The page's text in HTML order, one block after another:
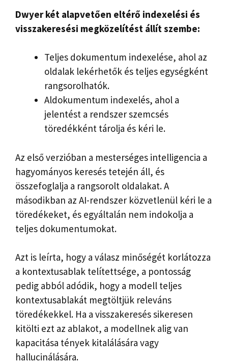
Dwyer két alapvetően eltérő indexelési és
visszakeresési megközelítést állít szembe:
Teljes dokumentum indexelése, ahol az
oldalak lekérhetők és teljes egységként
rangsorolhatók.
Aldokumentum indexelés, ahol a
jelentést a rendszer szemcsés
töredékként tárolja és kéri le.
Az első verzióban a mesterséges intelligencia a
hagyományos keresés tetején áll, és
összefoglalja a rangsorolt ​​oldalakat. A
másodikban az AI-rendszer közvetlenül kéri le a
töredékeket, és egyáltalán nem indokolja a
teljes dokumentumokat.
Azt is leírta, hogy a válasz minőségét korlátozza
a kontextusablak telítettsége, a pontosság
pedig abból adódik, hogy a modell teljes
kontextusablakát megtöltjük releváns
töredékekkel. Ha a visszakeresés sikeresen
kitölti ezt az ablakot, a modellnek alig van
kapacitása tények kitalálására vagy
hallucinálására.